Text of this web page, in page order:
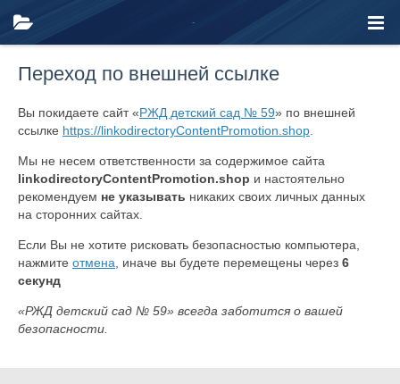
Переход по внешней ссылке
Вы покидаете сайт «РЖД детский сад № 59» по внешней
ссылке https://linkodirectoryContentPromotion.shop
Мы не несем ответственности за содержимое сайта
linkodirectoryContentPromotion.shop и настоятельно
рекомендуем не указывать никаких своих личных данных
на сторонних сайтах.
Если Вы не хотите рисковать безопасностью компьютера,
нажмите отмена , иначе вы будете перемещены через 6
секунд
«РЖД детский сад № 59» всегда заботится о вашей
безопасности.